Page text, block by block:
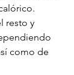
resto y
como de